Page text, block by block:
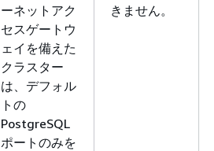
ーネットアク
セスゲートウ
ェイを備えた
クラスター
は、デフォル
トの
PostgreSQL
ポートのみを
きません。